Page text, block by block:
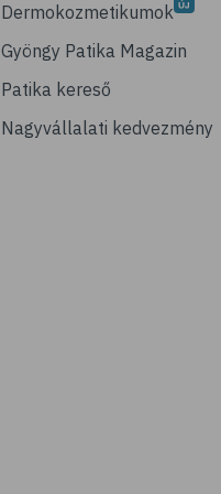
Dermokozmetikumok
Gyöngy Patika Magazin
Patika kereső
Nagyvállalati kedvezmény